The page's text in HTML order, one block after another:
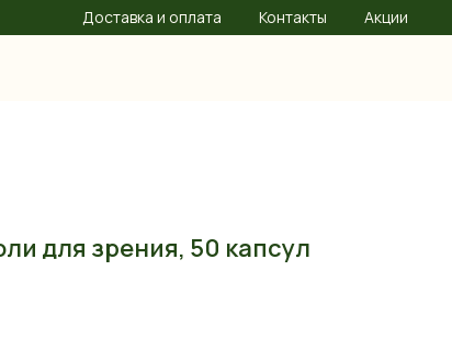
Доставка и оплата Контакты Акции
для зрения, 50 капсул